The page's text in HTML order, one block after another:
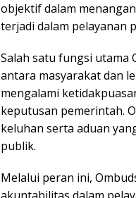
objektif dalam
terjadi dalam pelayanan
Salah satu fungsi utama
antara masyarakat dan
mengalami
keputusan pemerintah.
keluhan serta aduan
publik.
Melalui peran ini,